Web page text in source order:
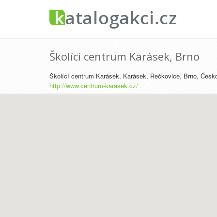
Školící centrum Karásek, Brno
Školící centrum Karásek, Karásek, Řečkovice, Brno,
http://www.centrum-karasek.cz/